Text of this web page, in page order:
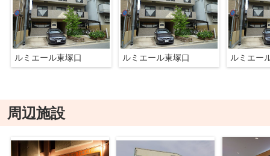
ルミエール東塚口 ルミエール東塚口 ルミエー
周辺施設